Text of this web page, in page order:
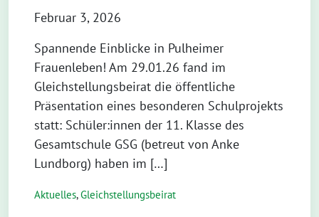
Februar 3, 2026
Spannende Einblicke in Pulheimer
Frauenleben! Am 29.01.26 fand im
Gleichstellungsbeirat die öffentliche
Präsentation eines besonderen Schulprojekts
statt: Schüler:innen der 11. Klasse des
Gesamtschule GSG (betreut von Anke
Lundborg) haben im […]
Aktuelles,Gleichstellungsbeirat